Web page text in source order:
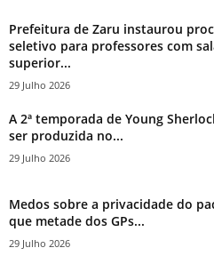
Prefeitura de Zaru instaurou
seletivo para professores com
superior...
29 Julho 2026
A 2ª temporada de Young
ser produzida no...
29 Julho 2026
Medos sobre a privacidade do
que metade dos GPs...
29 Julho 2026